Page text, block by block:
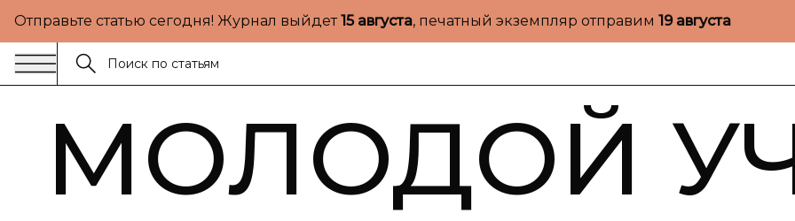
Отправьте статью сегодня! Журнал выйдет15 августа, печатный экземпляр отправим 19 августа
МОЛОДОЙ